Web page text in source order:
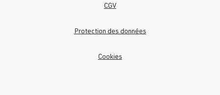
CGV
Protection des données
Cookies